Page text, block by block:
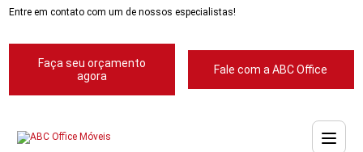
Entre em contato com um de nossos especialistas!
Faça seu orçamento
agora
Fale com a ABC Office